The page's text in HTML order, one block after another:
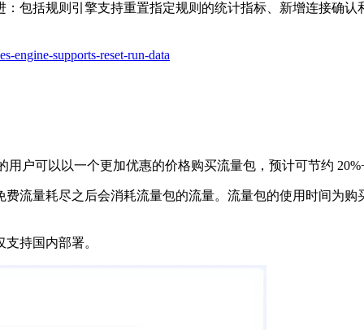
包括规则引擎支持重置指定规则的统计指标、新增连接确认
engine-supports-reset-run-data
用户可以以一个更加优惠的价格购买流量包，预计可节约
流量耗尽之后会消耗流量包的流量。流量包的使用时间为
持国内部署。